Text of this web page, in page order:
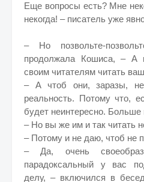
Еще вопросы есть? Мне
некогда! – писатель уже
– Но позвольте-
продолжала Кошиса, – А
своим читателям читать
– А чтоб они, заразы, не
реальность. Потому что,
будет неинтересно. Больше
– Но вы же им и так читать
– Потому и не даю, чтоб не
– Да, очень
парадоксальный у вас
делу, – включился в